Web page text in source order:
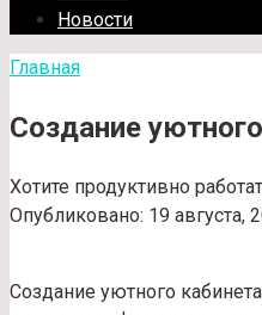
Новости
Главная
Создание
Хотите продуктивно
Опубликовано: 19 августа,
Создание уютного